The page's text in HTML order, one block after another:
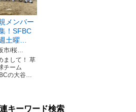
メンバー
！SFBC
土曜…
市/桜…
まして！ 草
チーム
の大谷…
キーワード検索